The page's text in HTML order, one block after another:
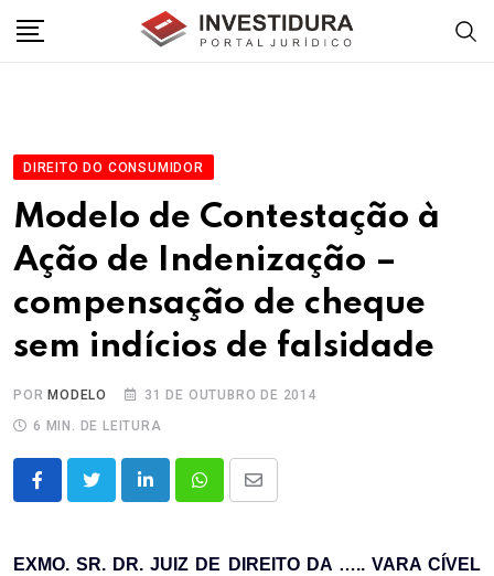
DIREITO DO CONSUMIDOR
Modelo de Contestação à
Ação de Indenização –
compensação de cheque
sem indícios de falsidade
POR MODELO
31 DE OUTUBRO DE 2014
6 MIN. DE LEITURA
LinkedInWhatsappShare
Email
EXMO. SR. DR. JUIZ DE DIREITO DA ….. VARA CÍVEL